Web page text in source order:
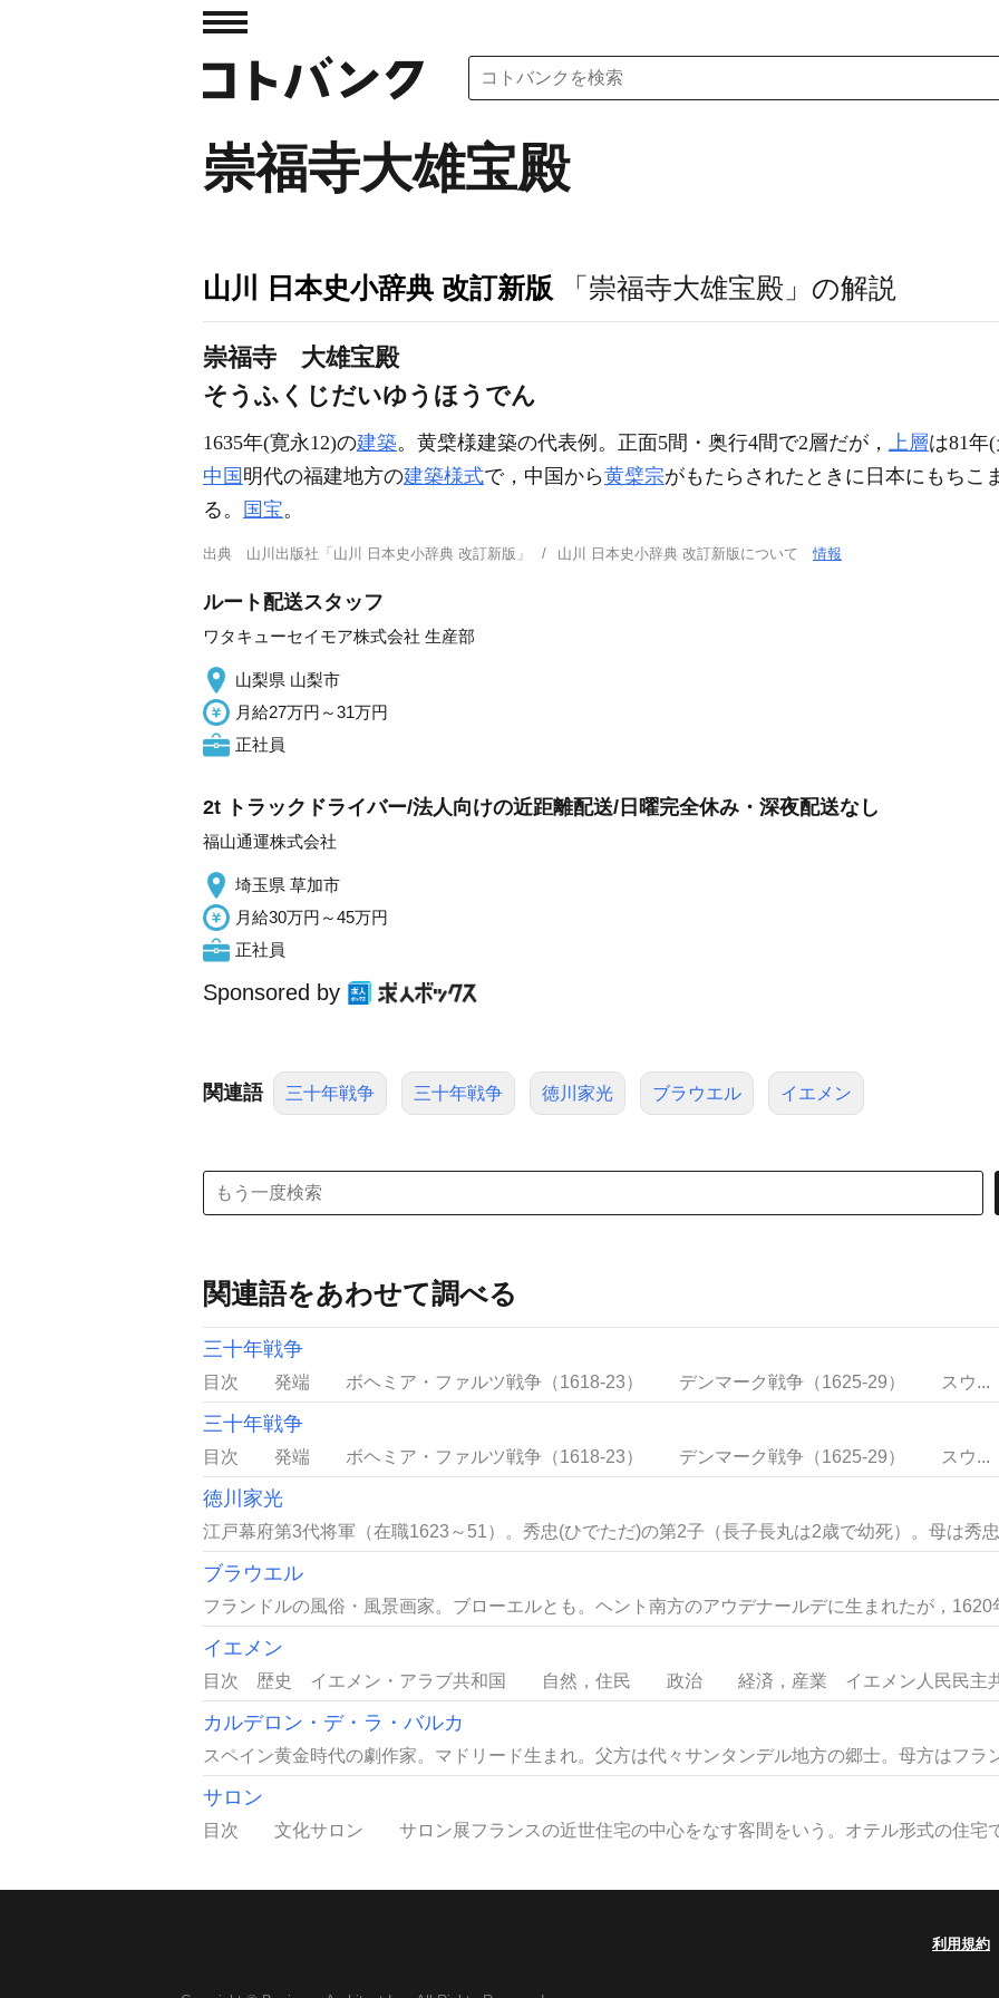
崇福寺大雄宝殿
山川 日本史小辞典 改訂新版 「崇福寺大雄宝殿」の解説
崇福寺 大雄宝殿
そうふくじだいゆうほうでん
1635年(寛永12)の建築。黄檗様建築の代表例。正面5間・奥行4間で2層だが， 上層は81年
中国 明代の福建地方の建築様式で，中国から黄檗宗がもたらされたときに日本にもちこ
る。
国宝。
出典 山川出版社「山川 日本史小辞典 改訂新版」 山川 日本史小辞典 改訂新版について情報
ルート配送スタッフ
ワタキューセイモア株式会社 生産部
山梨県 山梨市
月給27万円～31万円
正社員
2t トラックドライバー/法人向けの近距離配送/日曜完全休み・深夜配送なし
福山通運株式会社
埼玉県 草加市
月給30万円～45万円
正社員
Sponsored by
関連語 三十年戦争 三十年戦争 徳川家光 ブラウエル イエメン
関連語をあわせて調べる
三十年戦争
目次 発端 ボヘミア・ファルツ戦争（1618-23） デンマーク戦争（1625-29） スウ...
三十年戦争
目次 発端 ボヘミア・ファルツ戦争（1618-23） デンマーク戦争（1625-29） スウ...
徳川家光
江戸幕府第3代将軍（在職1623～51）。秀忠(ひでただ)の第2子（長子長丸は2歳で幼死）。母は秀
ブラウエル
フランドルの風俗・風景画家。ブローエルとも。ヘント南方のアウデナールデに生まれたが，1620
イエメン
目次 歴史 イエメン・アラブ共和国 自然，住民 政治 経済，産業 イエメン人民民
カルデロン・デ・ラ・バルカ
スペイン黄金時代の劇作家。マドリード生まれ。父方は代々サンタンデル地方の郷士。母方はフラ
サロン
目次 文化サロン サロン展フランスの近世住宅の中心をなす客間をいう。オテル形式の住宅
利用規約